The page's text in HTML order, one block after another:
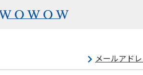
メールアド